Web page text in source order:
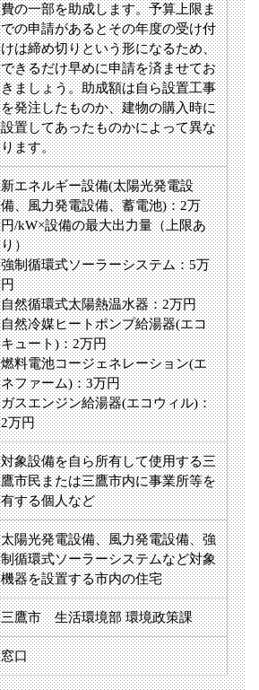
費の一部を助成します。予算上限ま
での申請があるとその年度の受け付
けは締め切りという形になるため、
できるだけ早めに申請を済ませてお
きましょう。助成額は自ら設置工事
を発注したものか、建物の購入時に
設置してあったものかによって異な
ります。
新エネルギー設備(太陽光発電設
備、風力発電設備、蓄電池)：2万
円/kW×設備の最大出力量（上限あ
り）
強制循環式ソーラーシステム：5万
円
自然循環式太陽熱温水器：2万円
自然冷媒ヒートポンプ給湯器(エコ
キュート)：2万円
燃料電池コージェネレーション(エ
ネファーム)：3万円
ガスエンジン給湯器(エコウィル)：
2万円
対象設備を自ら所有して使用する三
鷹市民または三鷹市内に事業所等を
有する個人など
太陽光発電設備、風力発電設備、強
制循環式ソーラーシステムなど対象
機器を設置する市内の住宅
三鷹市 生活環境部 環境政策課
窓口